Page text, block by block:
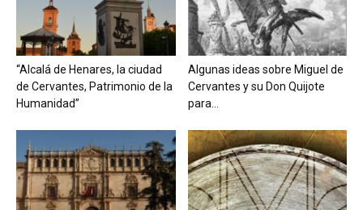
“Alcalá de Henares, la ciudad
de Cervantes, Patrimonio de la
Humanidad”
Algunas ideas sobre Miguel de
Cervantes y su Don Quijote
para...